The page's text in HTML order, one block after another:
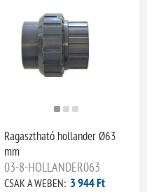
Ragasztható hollander Ø63
mm
03-8-HOLLANDER063
CSAK A WEBEN: 3 944 Ft